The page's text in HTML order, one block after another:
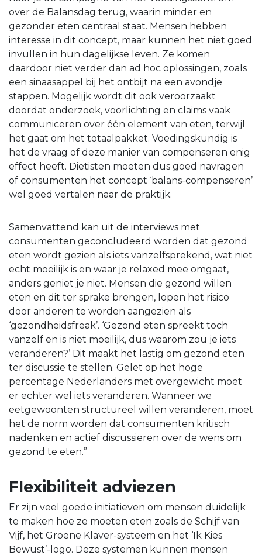
over de Balansdag terug, waarin minder en
gezonder eten centraal staat. Mensen hebben
interesse in dit concept, maar kunnen het niet goed
invullen in hun dagelijkse leven. Ze komen
daardoor niet verder dan ad hoc oplossingen, zoals
een sinaasappel bij het ontbijt na een avondje
stappen. Mogelijk wordt dit ook veroorzaakt
doordat onderzoek, voorlichting en claims vaak
communiceren over één element van eten, terwijl
het gaat om het totaalpakket. Voedingskundig is
het de vraag of deze manier van compenseren enig
effect heeft. Diëtisten moeten dus goed navragen
of consumenten het concept ‘balans-compenseren’
wel goed vertalen naar de praktijk.
Samenvattend kan uit de interviews met
consumenten geconcludeerd worden dat gezond
eten wordt gezien als iets vanzelfsprekend, wat niet
echt moeilijk is en waar je relaxed mee omgaat,
anders geniet je niet. Mensen die gezond willen
eten en dit ter sprake brengen, lopen het risico
door anderen te worden aangezien als
‘gezondheidsfreak’. ‘Gezond eten spreekt toch
vanzelf en is niet moeilijk, dus waarom zou je iets
veranderen?’ Dit maakt het lastig om gezond eten
ter discussie te stellen. Gelet op het hoge
percentage Nederlanders met overgewicht moet
er echter wel iets veranderen. Wanneer we
eetgewoonten structureel willen veranderen, moet
het de norm worden dat consumenten kritisch
nadenken en actief discussiëren over de wens om
gezond te eten.”
Flexibiliteit adviezen
Er zijn veel goede initiatieven om mensen duidelijk
te maken hoe ze moeten eten zoals de Schijf van
Vijf, het Groene Klaver-systeem en het ‘Ik Kies
Bewust’-logo. Deze systemen kunnen mensen